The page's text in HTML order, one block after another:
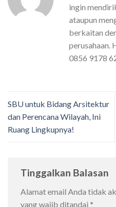
ingin
ataupun
berkaitan
perusahaan.
0856 9178
SBU untuk Bidang Arsitektur
dan Perencana Wilayah, Ini
Ruang Lingkupnya!
Tinggalkan Balasan
Alamat email Anda tidak
yang wajib ditandai *